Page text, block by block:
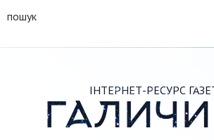
пошук
ІНТЕРНЕТ-РЕСУРС